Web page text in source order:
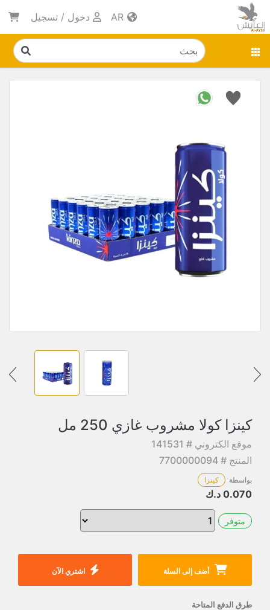
دخول / تسجيل
كينزا كولا مشروب غازي 250 مل
موقع الكتروني # 141531
المنتج # 7700000094
بواسطة كينزا
0.070 د.ك
متوفر
أضف إلى السلة اشتري الآن
طرق الدفع المتاحة